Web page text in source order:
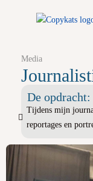
Media
De opdracht:
Tijdens mijn
reportages en